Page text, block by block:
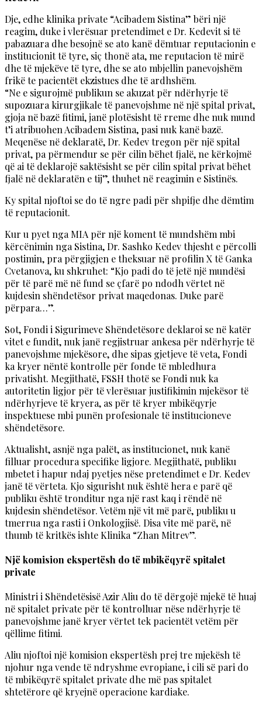
Dje, edhe klinika private “Acibadem Sistina” bëri një
reagim, duke i vlerësuar pretendimet e Dr. Kedevit si të
pabazuara dhe besojnë se ato kanë dëmtuar reputacionin e
institucionit të tyre, siç thonë ata, me reputacion të mirë
dhe të mjekëve të tyre, dhe se ato mbjellin panevojshëm
frikë te pacientët ekzistues dhe të ardhshëm.
“Ne e sigurojmë publikun se akuzat për ndërhyrje të
supozuara kirurgjikale të panevojshme në një spital privat,
gjoja në bazë fitimi, janë plotësisht të rreme dhe nuk mund
t’i atribuohen Acibadem Sistina, pasi nuk kanë bazë.
Meqenëse në deklaratë, Dr. Kedev tregon për një spital
privat, pa përmendur se për cilin bëhet fjalë, ne kërkojmë
që ai të deklarojë saktësisht se për cilin spital privat bëhet
fjalë në deklaratën e tij”, thuhet në reagimin e Sistinës.
Ky spital njoftoi se do të ngre padi për shpifje dhe dëmtim
të reputacionit.
Kur u pyet nga MIA për një koment të mundshëm mbi
kërcënimin nga Sistina, Dr. Sashko Kedev thjesht e përcolli
postimin, pra përgjigjen e theksuar në profilin X të Ganka
Cvetanova, ku shkruhet: “Kjo padi do të jetë një mundësi
për të parë më në fund se çfarë po ndodh vërtet në
kujdesin shëndetësor privat maqedonas. Duke parë
përpara…”.
Sot, Fondi i Sigurimeve Shëndetësore deklaroi se në katër
vitet e fundit, nuk janë regjistruar ankesa për ndërhyrje të
panevojshme mjekësore, dhe sipas gjetjeve të veta, Fondi
ka kryer nëntë kontrolle për fonde të mbledhura
privatisht. Megjithatë, FSSH thotë se Fondi nuk ka
autoritetin ligjor për të vlerësuar justifikimin mjekësor të
ndërhyrjeve të kryera, as për të kryer mbikëqyrje
inspektuese mbi punën profesionale të institucioneve
shëndetësore.
Aktualisht, asnjë nga palët, as institucionet, nuk kanë
filluar procedura specifike ligjore. Megjithatë, publiku
mbetet i hapur ndaj pyetjes nëse pretendimet e Dr. Kedev
janë të vërteta. Kjo sigurisht nuk është hera e parë që
publiku është tronditur nga një rast kaq i rëndë në
kujdesin shëndetësor. Vetëm një vit më parë, publiku u
tmerrua nga rasti i Onkologjisë. Disa vite më parë, në
thumb të kritkës ishte Klinika “Zhan Mitrev”.
Një komision ekspertësh do të mbikëqyrë spitalet
private
Ministri i Shëndetësisë Azir Aliu do të dërgojë mjekë të huaj
në spitalet private për të kontrolluar nëse ndërhyrje të
panevojshme janë kryer vërtet tek pacientët vetëm për
qëllime fitimi.
Aliu njoftoi një komision ekspertësh prej tre mjekësh të
njohur nga vende të ndryshme evropiane, i cili së pari do
të mbikëqyrë spitalet private dhe më pas spitalet
shtetërore që kryejnë operacione kardiake.